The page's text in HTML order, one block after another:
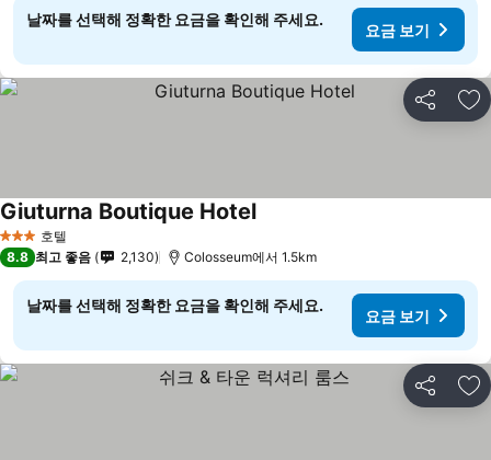
날짜를 선택해 정확한 요금을 확인해 주세요.
요금 보기
공유 즐
3 성급 호텔
Giuturna Boutique Hotel
8.8 최고 좋음 2,130 Colosseum에서 1.5km
날짜를 선택해 정확한 요금을 확인해 주세요.
요금 보기
공유 즐